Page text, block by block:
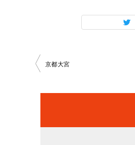
投
ビ
京都大宮